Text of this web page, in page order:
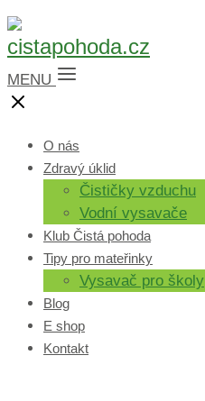
MENU
O nás
Zdravý úklid
Čističky vzduchu
Vodní vysavače
Klub Čistá pohoda
Tipy pro mateřinky
Vysavač pro školy
Blog
E shop
Kontakt